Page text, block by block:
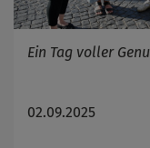
Ein Tag voller
02.09.2025